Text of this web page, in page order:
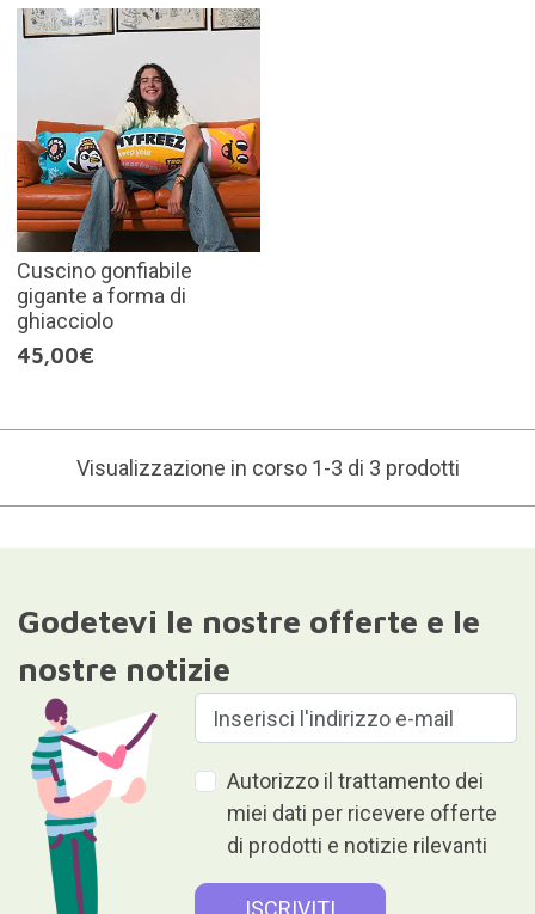
Cuscino gonfiabile
gigante a forma di
ghiacciolo
45,00€
Visualizzazione in corso 1-3 di 3 prodotti
Godetevi le nostre offerte e le
nostre notizie
Autorizzo il trattamento dei
miei dati per ricevere offerte
di prodotti e notizie rilevanti